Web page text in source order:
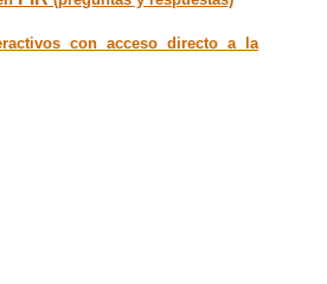
con acceso directo a la